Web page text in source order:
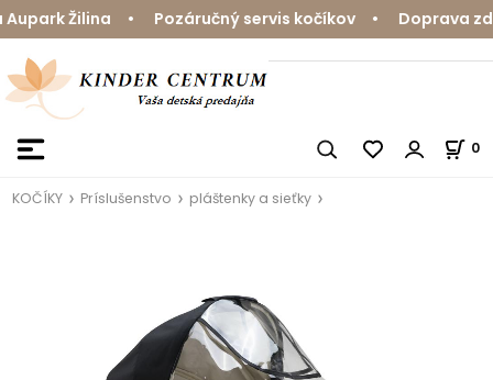
Žilina • Pozáručný servis kočíkov • Doprava
0
KOČÍKY Príslušenstvo pláštenky a sieťky